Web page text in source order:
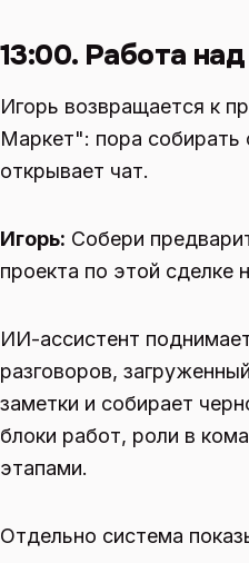
13:00. Работа
Игорь возвращается к
Маркет": пора собирать
открывает чат.
Игорь: Собери
проекта по этой сделке
ИИ-ассистент
разговоров,
заметки и собирает
блоки работ, роли в
этапами.
Отдельно система